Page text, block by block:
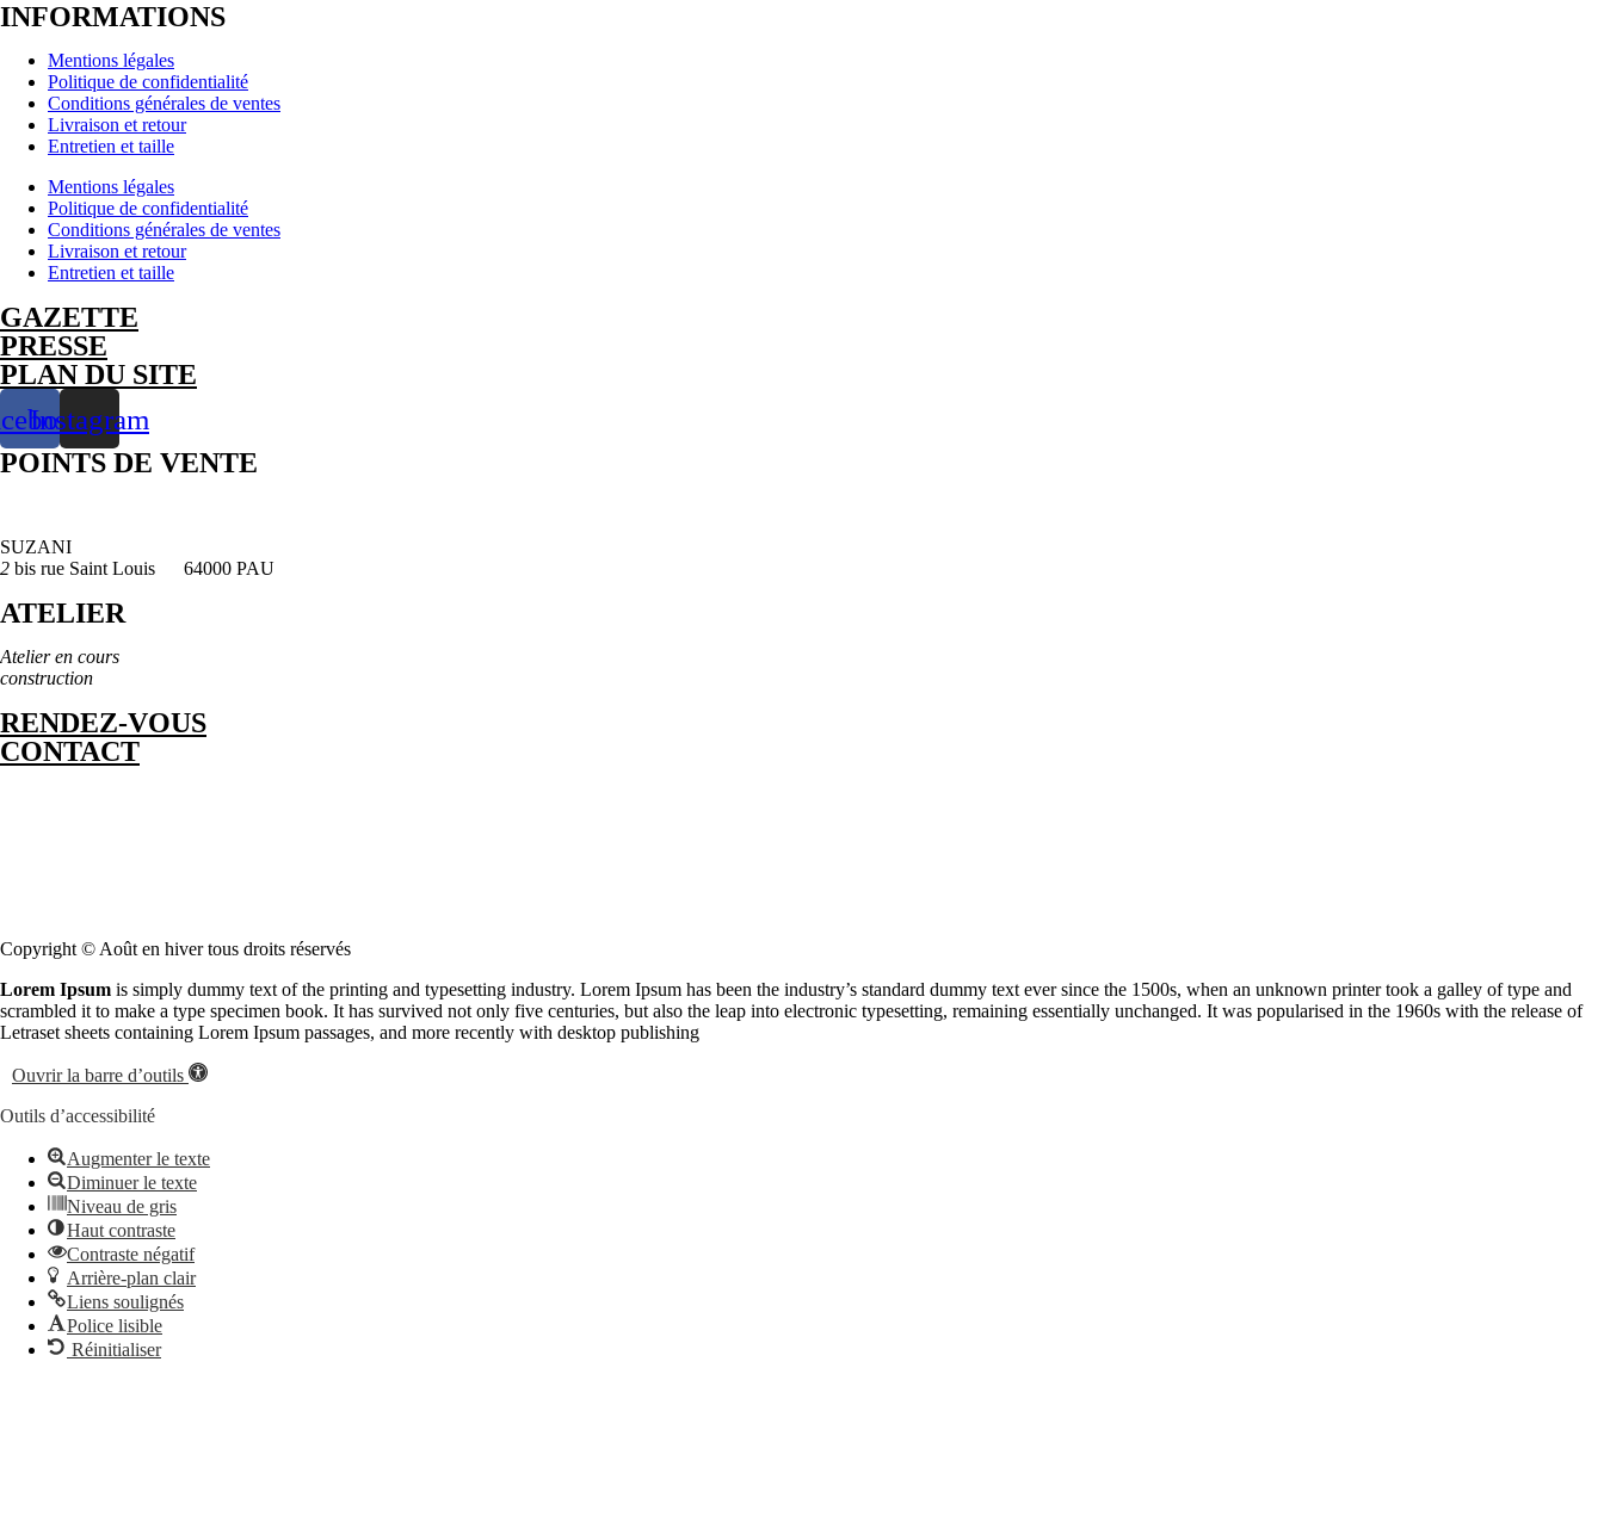
INFORMATIONS
Mentions légales
Politique de confidentialité
Conditions générales de ventes
Livraison et retour
Entretien et taille
Mentions légales
Politique de confidentialité
Conditions générales de ventes
Livraison et retour
Entretien et taille
GAZETTE
PRESSE
PLAN DU SITE
Instagram
POINTS DE VENTE
SUZANI
2 bis rue Saint Louis 64000 PAU
ATELIER
Atelier en cours
construction
RENDEZ-VOUS
CONTACT
Copyright © Août en hiver tous droits réservés
Lorem Ipsum is simply dummy text of the printing and typesetting industry. Lorem Ipsum has been the industry’s standard dummy text ever since the 1500s, when an unknown printer took a galley of type and
scrambled it to make a type specimen book. It has survived not only five centuries, but also the leap into electronic typesetting, remaining essentially unchanged. It was popularised in the 1960s with the release of
Letraset sheets containing Lorem Ipsum passages, and more recently with desktop publishing
Ouvrir la barre d’outils
Outils d’accessibilité
Augmenter le texte
Diminuer le texte
Niveau de gris
Haut contraste
Contraste négatif
Arrière-plan clair
Liens soulignés
Police lisible
Réinitialiser